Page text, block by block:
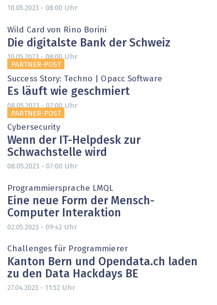
10.05.2023 - 08:00 Uhr
Wild Card von Rino Borini
Die digitalste Bank der Schweiz
10.05.2023 - 08:00Uhr
PARTNER-POST
Success Story: Techno | Opacc Software
Es läuft wie geschmiert
08.05.2023 - 07:00 Uhr
PARTNER-POST
Cybersecurity
Wenn der IT-Helpdesk zur
Schwachstelle wird
08.05.2023 - 07:00 Uhr
Programmiersprache LMQL
Eine neue Form der Mensch-
Computer Interaktion
02.05.2023 - 09:42 Uhr
Challenges für Programmierer
Kanton Bern und Opendata.ch laden
zu den Data Hackdays BE
27.04.2023 - 11:52 Uhr